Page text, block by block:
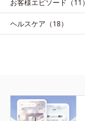
お客様エピソード（11）
ヘルスケア（18）